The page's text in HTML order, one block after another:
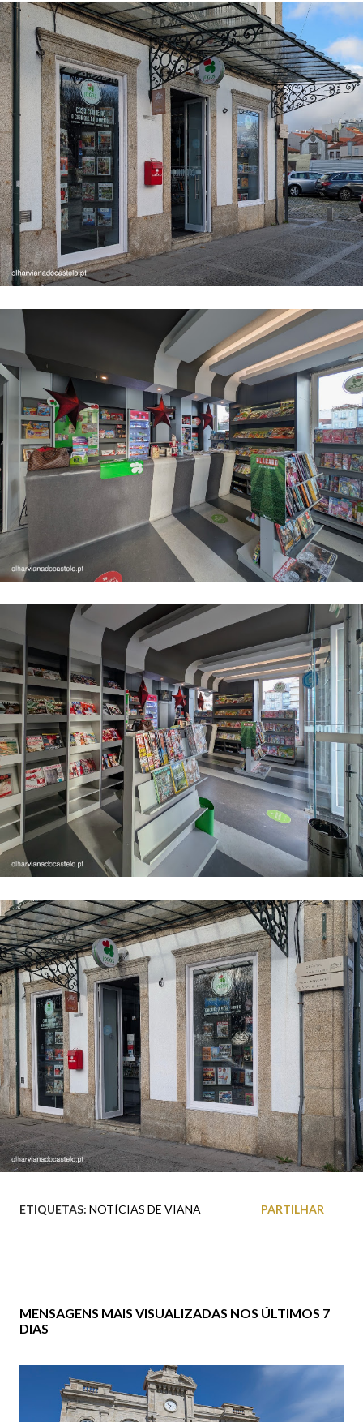
ETIQUETAS: NOTÍCIAS DE VIANA PARTILHAR
MENSAGENS MAIS VISUALIZADAS NOS ÚLTIMOS 7
DIAS